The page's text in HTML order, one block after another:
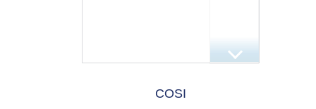
COSI